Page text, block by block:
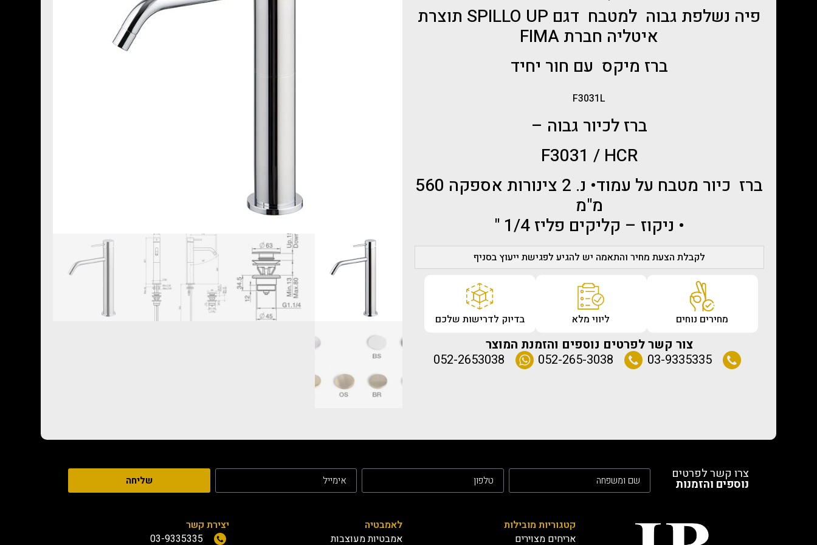
פיה נשלפת גבוה למטבח דגם SPILLO UP תוצרת
איטליה חברת FIMA
ברז מיקס עם חור יחיד
F3031L
ברז לכיור גבוה –
F3031 / HCR
ברז כיור מטבח על עמוד• נ. 2 צינורות אספקה ​​560
מ"מ
• ניקוז – קליקים פליז 1/4 "
לקבלת הצעת מחיר והתאמה יש להגיע לפגישת ייעוץ בסניף
מחירים נוחים ליווי מלא בדיוק לדרישות שלכם
צור קשר לפרטים נוספים והזמנת המוצר
03-9335335
052-265-3038
052-2653038
צרו קשר לפרטים
נוספים והזמנות שליחה
קטגוריות מובילות
אריחים מצוירים
לאמבטיה
אמבטיות מעוצבות
יצירת קשר
03-9335335